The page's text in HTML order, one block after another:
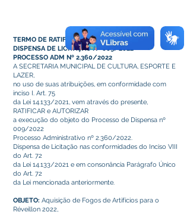
TERMO DE RATIFICAÇÃO DE DISPENSA
DISPENSA DE LICITAÇÃO Nº 009/2022
PROCESSO ADM Nº 2.360/2022
A SECRETARIA MUNICIPAL DE CULTURA, ESPORTE E
LAZER,
no uso de suas atribuições, em conformidade com
inciso I. Art. 75
da Lei 14.133/2021, vem através do presente,
RATIFICAR e AUTORIZAR
a execução do objeto do Processo de Dispensa nº
009/2022
Processo Administrativo nº 2.360/2022.
Dispensa de Licitação nas conformidades do Inciso VIII
do Art. 72
da Lei 14.133/2021 e em consonância Parágrafo Único
do Art. 72
da Lei mencionada anteriormente.
OBJETO: Aquisição de Fogos de Artifícios para o
Réveillon 2022,